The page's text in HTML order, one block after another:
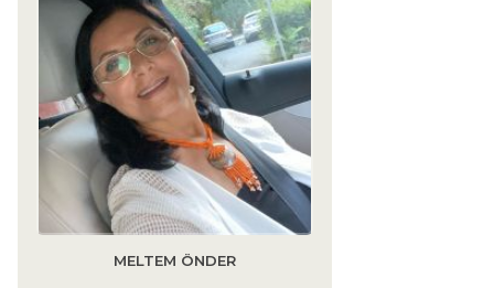
MELTEM ÖNDER